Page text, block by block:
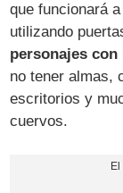
que funcionará
utilizando
personajes
no tener almas,
escritorios y
cuervos.